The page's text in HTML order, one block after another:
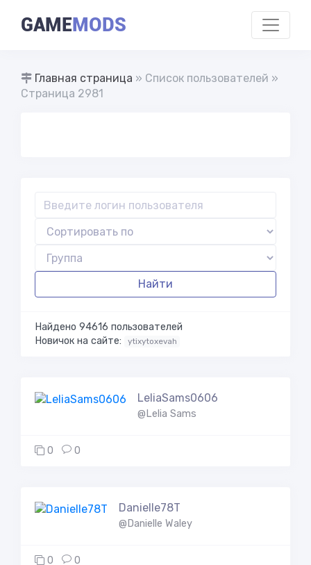
GAMEMODS
Главная страница » Список пользователей »
Страница 2981
Найти
Найдено 94616 пользователей
Новичок на сайте:
ytixytoxevah
LeliaSams0606
@Lelia Sams
0 0
Danielle78T
@Danielle Waley
0 0